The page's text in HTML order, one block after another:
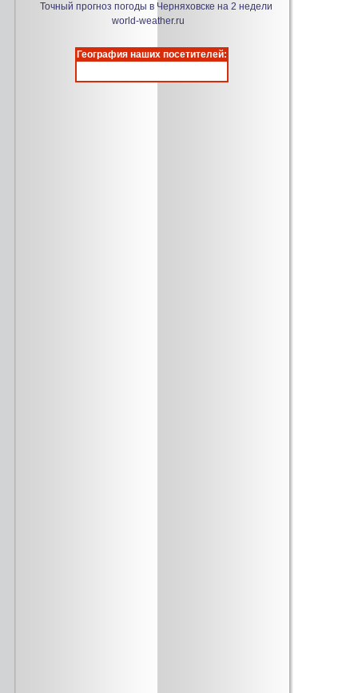
Точный прогноз погоды в Черняховске на 2 недели
world-weather.ru
География наших посетителей: